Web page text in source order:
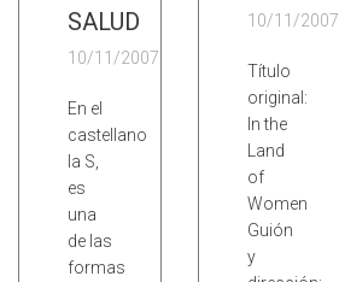
SALUD
10/11/2007
En el
castellano
la S,
es
una
de las
formas
10/11/2007
Título
original:
In the
Land
of
Women
Guión
y